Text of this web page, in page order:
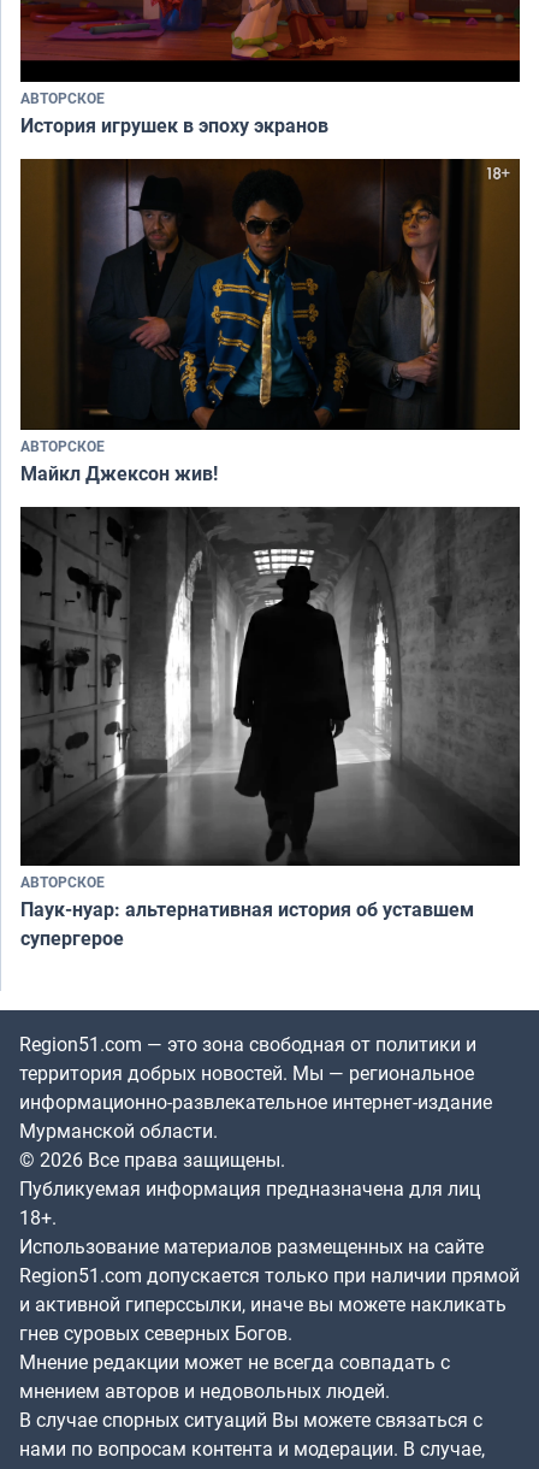
АВТОРСКОЕ
История игрушек в эпоху экранов
АВТОРСКОЕ
Майкл Джексон жив!
АВТОРСКОЕ
Паук-нуар: альтернативная история об уставшем
супергерое
Region51.com — это зона свободная от политики и
территория добрых новостей. Мы — региональное
информационно-развлекательное интернет-издание
Мурманской области.
© 2026 Все права защищены.
Публикуемая информация предназначена для лиц
18+.
Использование материалов размещенных на сайте
Region51.com допускается только при наличии прямой
и активной гиперссылки, иначе вы можете накликать
гнев суровых северных Богов.
Мнение редакции может не всегда совпадать с
мнением авторов и недовольных людей.
В случае спорных ситуаций Вы можете связаться с
нами по вопросам контента и модерации. В случае,